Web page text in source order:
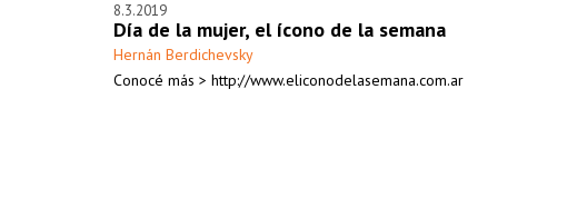
8.3.2019
Día de la mujer, el ícono de la semana
Hernán Berdichevsky
Conocé más > http://www.eliconodelasemana.com.ar